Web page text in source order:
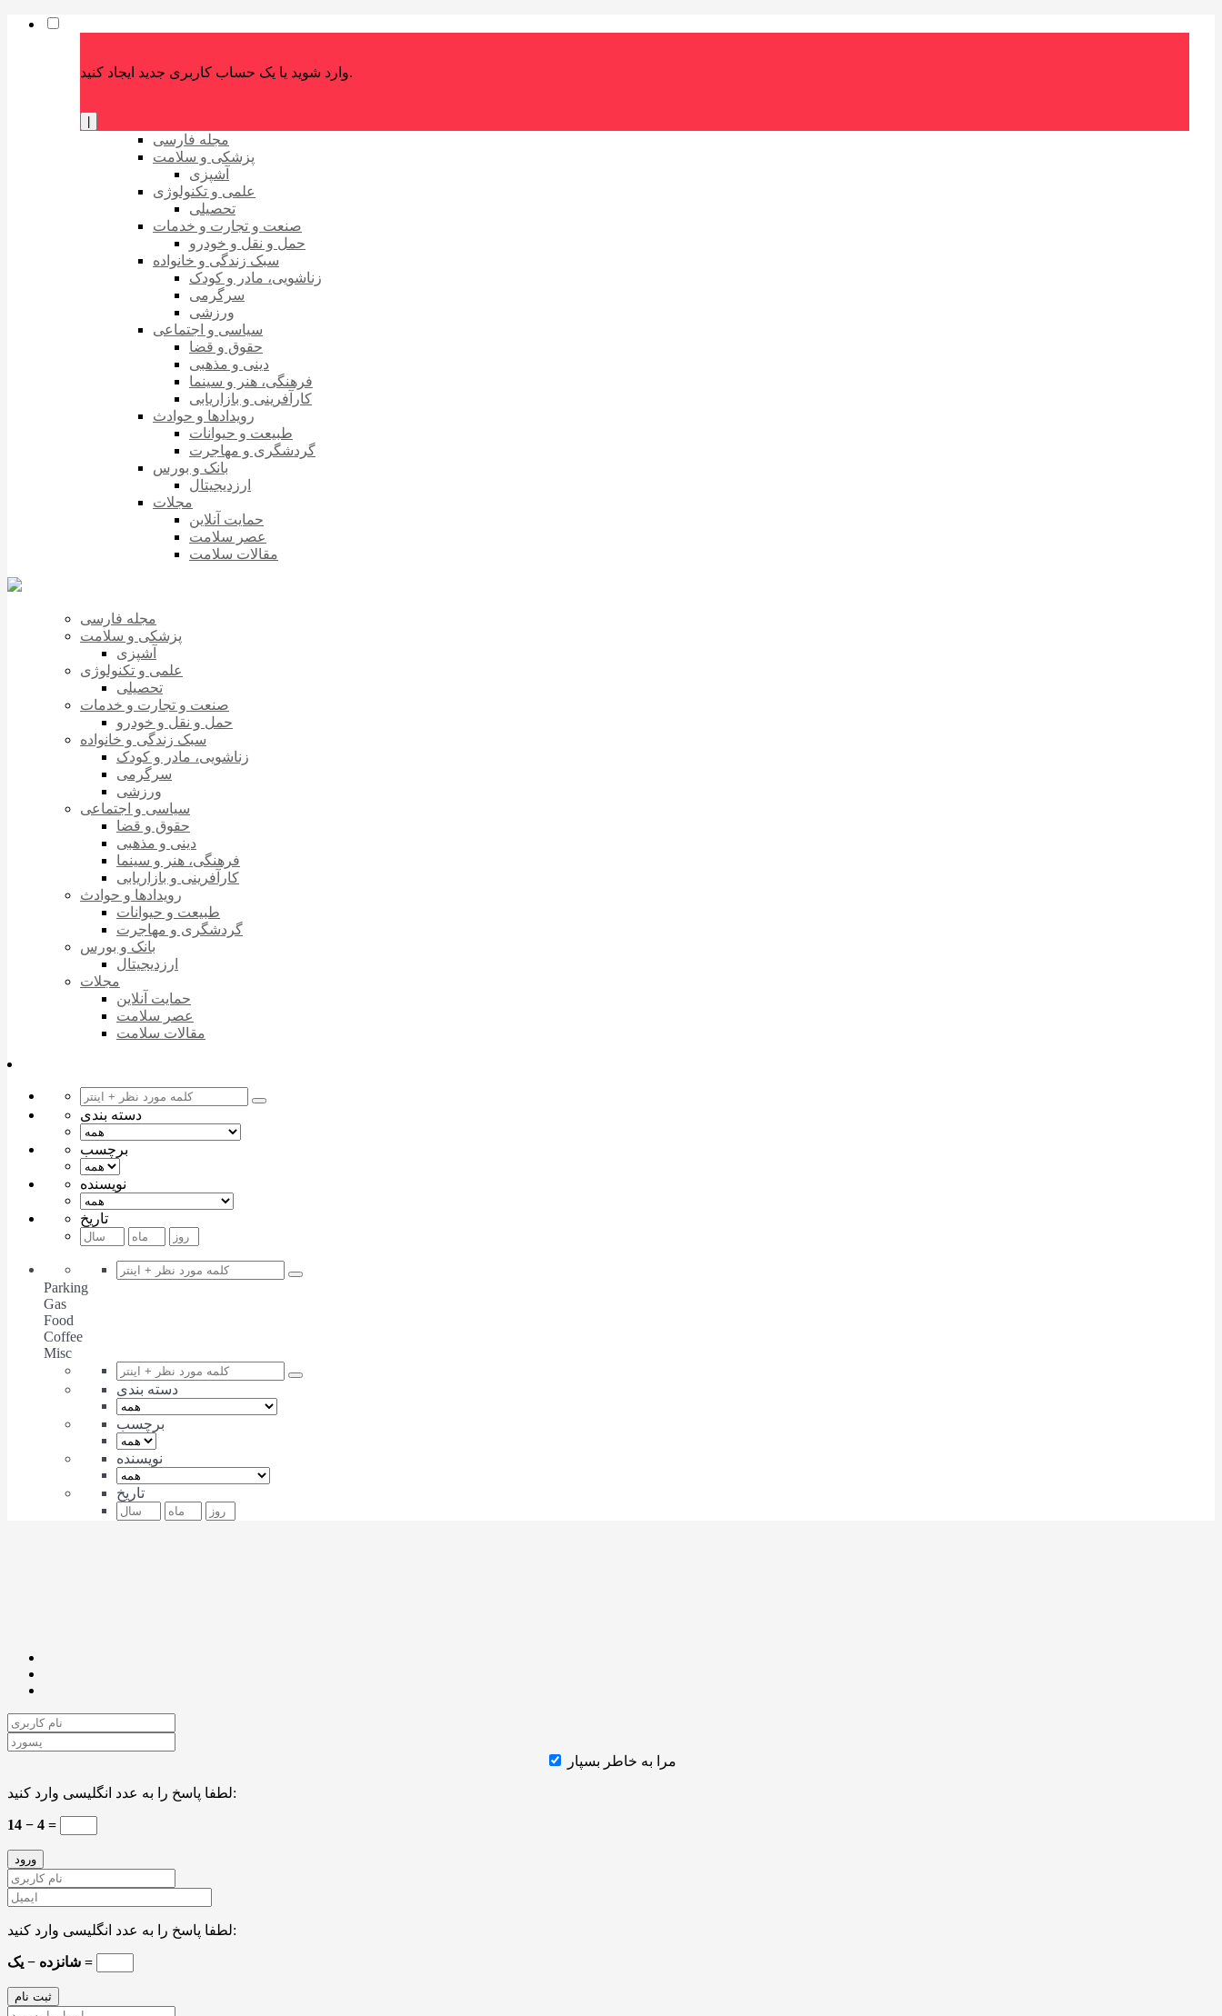
وارد شوید یا یک حساب کاربری جدید ایجاد کنید.
مجله فارسی
پزشکی و سلامت
آشپزی
علمی و تکنولوژی
تحصیلی
صنعت و تجارت و خدمات
حمل و نقل و خودرو
سبک زندگی و خانواده
زناشویی، مادر و کودک
سرگرمی
ورزشی
سیاسی و اجتماعی
حقوق و قضا
دینی و مذهبی
فرهنگی، هنر و سینما
کارآفرینی و بازاریابی
رویدادها و حوادث
طبیعت و حیوانات
گردشگری و مهاجرت
بانک و بورس
ارزدیجیتال
مجلات
حمایت آنلاین
عصر سلامت
مقالات سلامت
مجله فارسی
پزشکی و سلامت
آشپزی
علمی و تکنولوژی
تحصیلی
صنعت و تجارت و خدمات
حمل و نقل و خودرو
سبک زندگی و خانواده
زناشویی، مادر و کودک
سرگرمی
ورزشی
سیاسی و اجتماعی
حقوق و قضا
دینی و مذهبی
فرهنگی، هنر و سینما
کارآفرینی و بازاریابی
رویدادها و حوادث
طبیعت و حیوانات
گردشگری و مهاجرت
بانک و بورس
ارزدیجیتال
مجلات
حمایت آنلاین
عصر سلامت
مقالات سلامت
دسته بندی
برچسب
نویسنده
تاریخ
Parking
Gas
Food
Coffee
Misc
دسته بندی
برچسب
نویسنده
تاریخ
مرا به خاطر بسپار
لطفا پاسخ را به عدد انگلیسی وارد کنید:
14 − 4 =
لطفا پاسخ را به عدد انگلیسی وارد کنید:
شانزده − یک =